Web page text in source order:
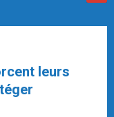
leurs